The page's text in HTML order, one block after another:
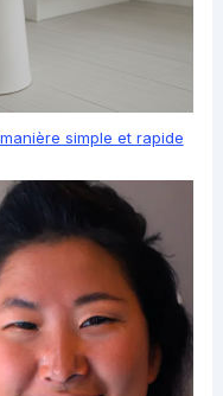
simple et rapide